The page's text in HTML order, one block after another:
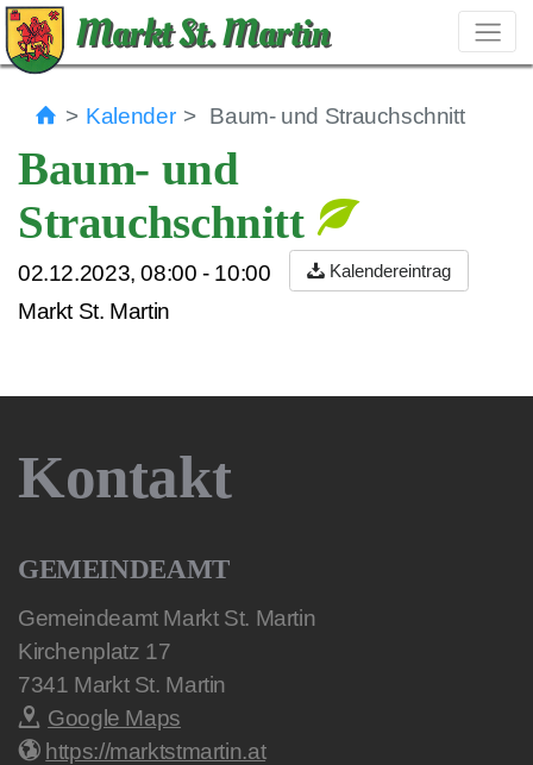
Markt St. Martin
Kalender Baum- und Strauchschnitt
Baum- und
Strauchschnitt
02.12.2023,08:00- 10:00 Kalendereintrag
Markt St. Martin
Kontakt
GEMEINDEAMT
Gemeindeamt Markt St. Martin
Kirchenplatz 17
7341 Markt St. Martin
Google Maps
https://marktstmartin.at